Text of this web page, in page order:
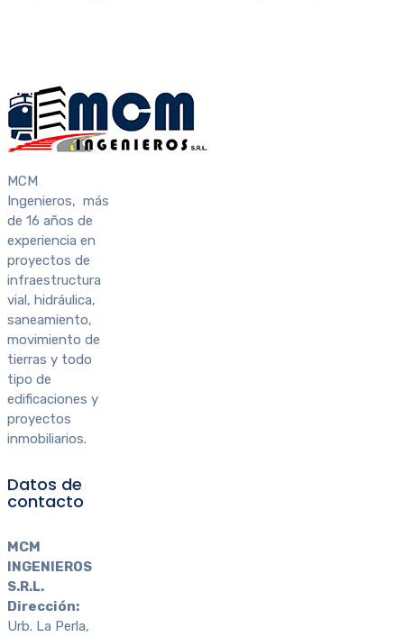
MCM
Ingenieros, más
de 16 años de
experiencia en
proyectos de
infraestructura
vial, hidráulica,
saneamiento,
movimiento de
tierras y todo
tipo de
edificaciones y
proyectos
inmobiliarios.
Datos de
contacto
MCM
INGENIEROS
S.R.L.
Dirección:
Urb. La Perla,